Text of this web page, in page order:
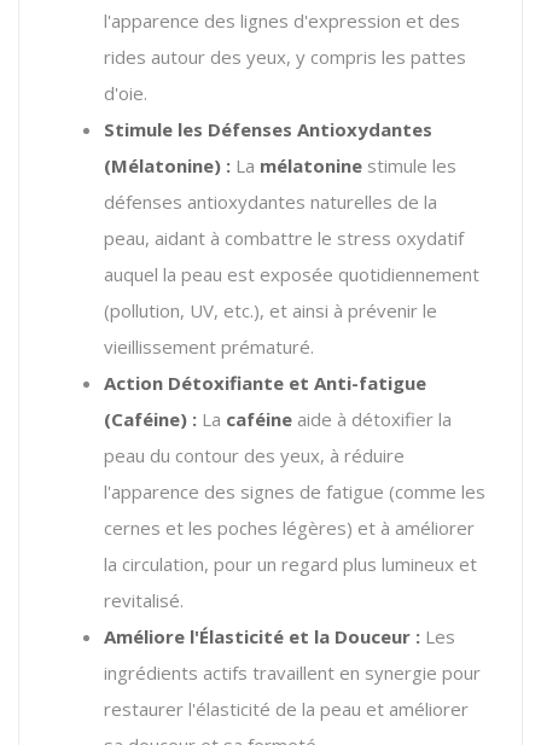
l'apparence des lignes d'expression et des
rides autour des yeux, y compris les pattes
d'oie.
Stimule les Défenses Antioxydantes
(Mélatonine) : La mélatonine stimule les
défenses antioxydantes naturelles de la
peau, aidant à combattre le stress oxydatif
auquel la peau est exposée quotidiennement
(pollution, UV, etc.), et ainsi à prévenir le
vieillissement prématuré.
Action Détoxifiante et Anti-fatigue
(Caféine) : La caféine aide à détoxifier la
peau du contour des yeux, à réduire
l'apparence des signes de fatigue (comme les
cernes et les poches légères) et à améliorer
la circulation, pour un regard plus lumineux et
revitalisé.
Améliore l'Élasticité et la Douceur : Les
ingrédients actifs travaillent en synergie pour
restaurer l'élasticité de la peau et améliorer